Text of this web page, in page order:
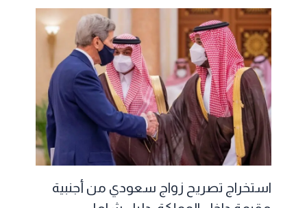
استخراج تصريح زواج سعودي من أجنبية